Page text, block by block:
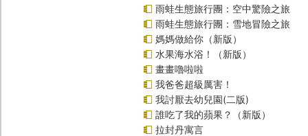
雨蛙生態旅行團：空中驚險之旅
雨蛙生態旅行團：雪地冒險之旅
媽媽做給你（新版）
水果海水浴！（新版）
畫畫嚕啦啦
我爸爸超級厲害！
我討厭去幼兒園(二版)
誰吃了我的蘋果？（新版）
拉封丹寓言